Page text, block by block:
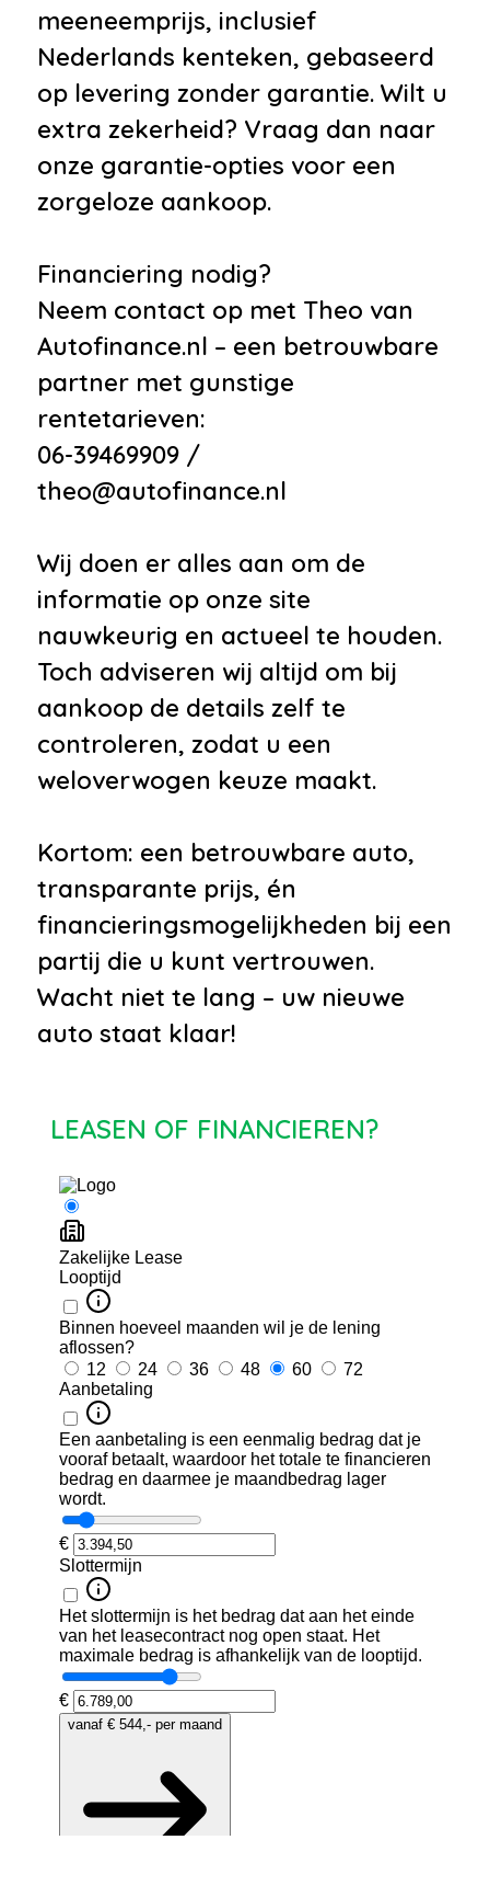
meeneemprijs, inclusief
Nederlands kenteken, gebaseerd
op levering zonder garantie. Wilt u
extra zekerheid? Vraag dan naar
onze garantie-opties voor een
zorgeloze aankoop.
Financiering nodig?
Neem contact op met Theo van
Autofinance.nl – een betrouwbare
partner met gunstige
rentetarieven:
06-39469909 /
theo@autofinance.nl
Wij doen er alles aan om de
informatie op onze site
nauwkeurig en actueel te houden.
Toch adviseren wij altijd om bij
aankoop de details zelf te
controleren, zodat u een
weloverwogen keuze maakt.
Kortom: een betrouwbare auto,
transparante prijs, én
financieringsmogelijkheden bij een
partij die u kunt vertrouwen.
Wacht niet te lang – uw nieuwe
auto staat klaar!
LEASEN OF FINANCIEREN?